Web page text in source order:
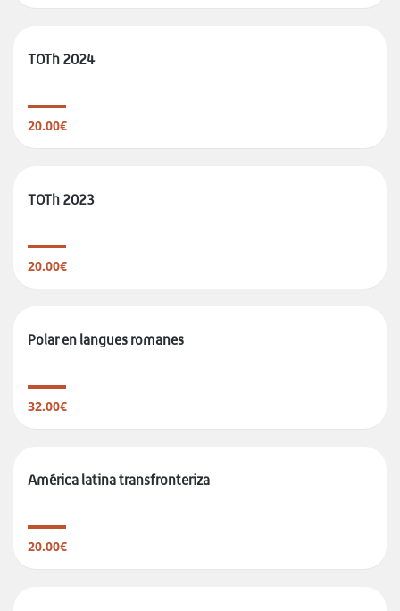
TOTh 2024
20.00€
TOTh 2023
20.00€
Polar en langues romanes
32.00€
América latina transfronteriza
20.00€